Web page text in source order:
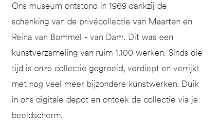
Ons museum ontstond in 1969 dankzij de
schenking van de privécollectie van Maarten en
Reina van Bommel - van Dam. Dit was een
kunstverzameling van ruim 1.100 werken. Sinds die
tijd is onze collectie gegroeid, verdiept en verrijkt
met nog veel meer bijzondere kunstwerken. Duik
in ons digitale depot en ontdek de collectie via je
beeldscherm.